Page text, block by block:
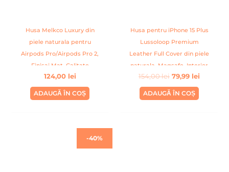
Husa Melkco Luxury din
piele naturala pentru
Airpods Pro/Airpods Pro 2,
Finisaj Mat, Calitate
Premium, Handmade, Mov
124,00 lei
ADAUGĂ ÎN COȘ
Husa pentru iPhone 15 Plus
Lussoloop Premium
Leather Full Cover din piele
naturala, Magsafe, Interior
Din Microfibra, Handmade,
Maro
154,00lei 79,99 lei
ADAUGĂ ÎN COȘ
-40%
Prețul
curent